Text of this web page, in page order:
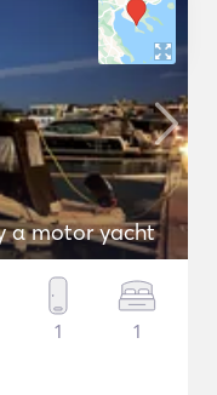
α motor yacht
1 1